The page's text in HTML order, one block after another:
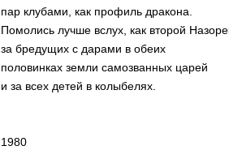
пар клубами, как профиль дракона.
Помолись лучше вслух, как второй
за бредущих с дарами в обеих
половинках земли самозванных царей
и за всех детей в колыбелях.
1980